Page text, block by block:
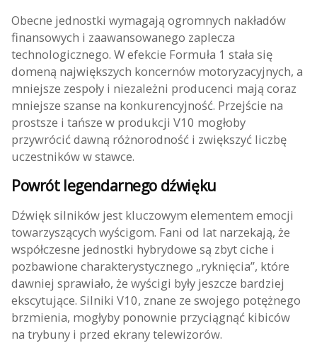
Obecne jednostki wymagają ogromnych nakładów
finansowych i zaawansowanego zaplecza
technologicznego. W efekcie Formuła 1 stała się
domeną największych koncernów motoryzacyjnych, a
mniejsze zespoły i niezależni producenci mają coraz
mniejsze szanse na konkurencyjność. Przejście na
prostsze i tańsze w produkcji V10 mogłoby
przywrócić dawną różnorodność i zwiększyć liczbę
uczestników w stawce.
Powrót legendarnego dźwięku
Dźwięk silników jest kluczowym elementem emocji
towarzyszących wyścigom. Fani od lat narzekają, że
współczesne jednostki hybrydowe są zbyt ciche i
pozbawione charakterystycznego „ryknięcia”, które
dawniej sprawiało, że wyścigi były jeszcze bardziej
ekscytujące. Silniki V10, znane ze swojego potężnego
brzmienia, mogłyby ponownie przyciągnąć kibiców
na trybuny i przed ekrany telewizorów.